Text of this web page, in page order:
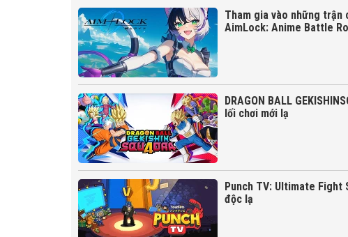
Tham gia vào những trận
AimLock: Anime Battle
DRAGON BALL
lối chơi mới lạ
Punch TV: Ultimate Fight
độc lạ